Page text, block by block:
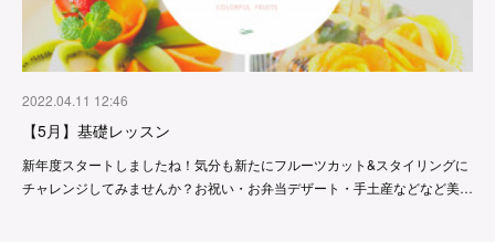
2022.04.11 12:46
【5月】基礎レッスン
新年度スタートしましたね！気分も新たにフルーツカット&スタイリングに
チャレンジしてみませんか？お祝い・お弁当デザート・手土産などなど美…